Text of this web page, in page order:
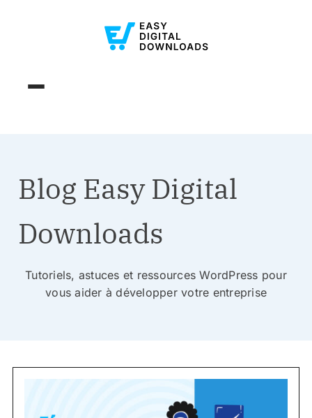
Blog Easy Digital
Downloads
Tutoriels, astuces et ressources WordPress pour
vous aider à développer votre entreprise